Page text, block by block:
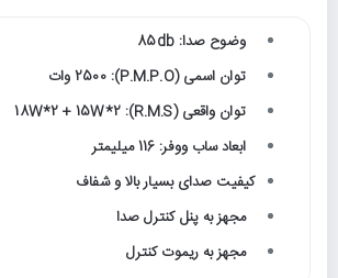
وضوح صدا: 85db
توان اسمی (P.M.P.O): 2500 وات
توان واقعی (R.M.S): 18W*2 + 15W*2
ابعاد ساب ووفر: 116 میلیمتر
کیفیت صدای بسیار بالا و شفاف
مجهز به پنل کنترل صدا
مجهز به ریموت کنترل